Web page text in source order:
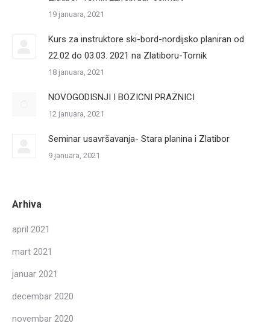
19 januara, 2021
Kurs za instruktore ski-bord-nordijsko planiran od
22.02 do 03.03. 2021 na Zlatiboru-Tornik
18 januara, 2021
NOVOGODISNJI I BOZICNI PRAZNICI
12 januara, 2021
Seminar usavršavanja- Stara planina i Zlatibor
9 januara, 2021
Arhiva
april 2021
mart 2021
januar 2021
decembar 2020
novembar 2020